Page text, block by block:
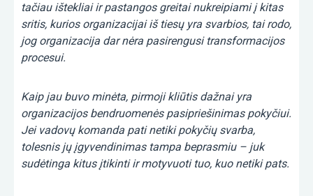
tačiau ištekliai ir pastangos greitai nukreipiami į kitas
sritis, kurios organizacijai iš tiesų yra svarbios, tai rodo,
jog organizacija dar nėra pasirengusi transformacijos
procesui.
Kaip jau buvo minėta, pirmoji kliūtis dažnai yra
organizacijos bendruomenės pasipriešinimas pokyčiui.
Jei vadovų komanda pati netiki pokyčių svarba,
tolesnis jų įgyvendinimas tampa beprasmiu – juk
sudėtinga kitus įtikinti ir motyvuoti tuo, kuo netiki pats.